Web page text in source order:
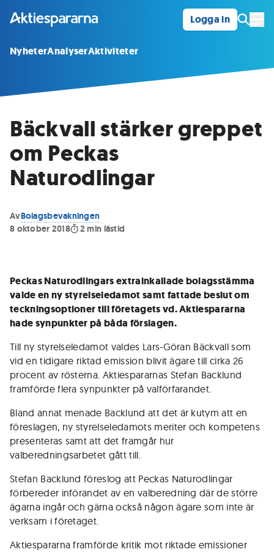
Logga in
NyheterAnalyserAktiviteter
Bäckvall stärker greppet
om Peckas
Naturodlingar
AvBolagsbevakningen
8 oktober 2018
2 min lästid
Peckas Naturodlingars extrainkallade bolagsstämma
valde en ny styrelseledamot samt fattade beslut om
teckningsoptioner till företagets vd. Aktiespararna
hade synpunkter på båda förslagen.
Till ny styrelseledamot valdes Lars-Göran Bäckvall som
vid en tidigare riktad emission blivit ägare till cirka 26
procent av rösterna. Aktiespararnas Stefan Backlund
framförde flera synpunkter på valförfarandet.
Bland annat menade Backlund att det är kutym att en
föreslagen, ny styrelseledamots meriter och kompetens
presenteras samt att det framgår hur
valberedningsarbetet gått till.
Stefan Backlund föreslog att Peckas Naturodlingar
förbereder införandet av en valberedning där de större
ägarna ingår och gärna också någon ägare som inte är
verksam i företaget.
Aktiespararna framförde kritik mot riktade emissioner